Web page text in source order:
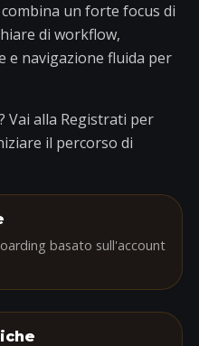
un forte focus di
di workflow,
e navigazione fluida per
Vai alla Registrati per
il percorso di
basato sull'account